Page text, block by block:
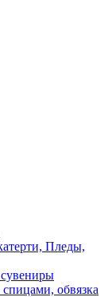
Пледы,
обвязка